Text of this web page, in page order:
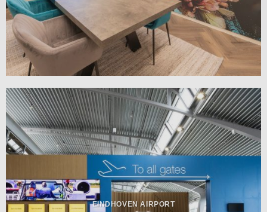
EINDHOVEN AIRPORT